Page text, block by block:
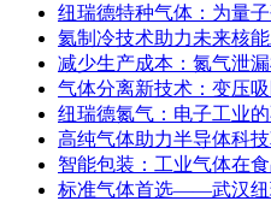
纽瑞德特种气体：为量
氦制冷技术助力未来核
减少生产成本：氮气泄
气体分离新技术：变压
纽瑞德氮气：电子工业
高纯气体助力半导体科
智能包装：工业气体在
标准气体首选——武汉纽